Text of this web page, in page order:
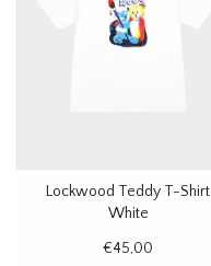
Lockwood Teddy T-Shirt
White
€45,00